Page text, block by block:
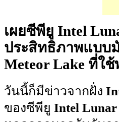
เผยซีพียู Intel
ประสิทธิภาพแบบ
Meteor Lake ที่ใ
วันนี้ก็มีข่าวจากฝั่ง
ของซีพียู Intel Lunar